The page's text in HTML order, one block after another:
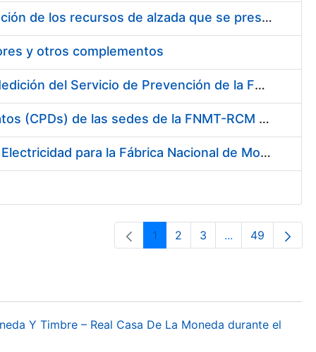
Servicios de una empresa externa para el asesoramiento y resolución de los recursos de alzada que se presentan relacionados con procesos de selección para la FNMT-RCM
y otros complementos
Servicio de Calibración y Verificación Externa de los Equipos de Medición del Servicio de Prevención de la FNMT-RCM
Conexión mediante Fibra Óptica de los Centros de Proceso de Datos (CPDs) de las sedes de la FNMT-RCM de Burgos y Madrid
Contratación de acuerdo marco para el Suministro de Material de Electricidad para la Fábrica Nacional de Moneda y Timbre-Real Casa de la Moneda en su centro de trabajo de Burgos
Página
1 Página
2 Página
3 ...PáginasPágina
49
Y Timbre – Real Casa De La Moneda durante el